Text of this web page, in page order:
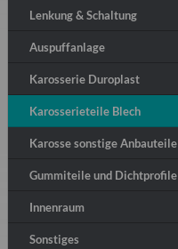
Lenkung & Schaltung
Auspuffanlage
Karosserie Duroplast
Karosserieteile Blech
Karosse sonstige Anbauteile
Gummiteile und Dichtprofile
Innenraum
Sonstiges